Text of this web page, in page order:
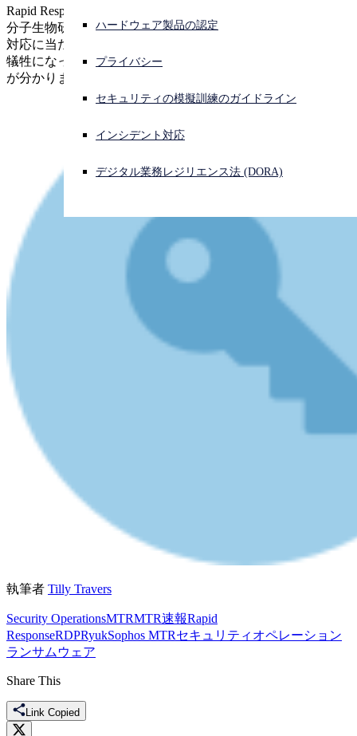
サイバー攻撃を受けている場合、連絡先はこちら
サインイン
ハードウェア製品の認定
プライバシー
セキュリティの模擬訓練のガイドライン
インシデント対応
デジタル業務レジリエンス法 (DORA)
Rapid Response が先日、新型コロナウイルス等の研究を行う
分子生物研究機関を標的にした Ryuk ランサムウェア攻撃の
対応に当たりました。調査の結果、1 週間分の研究データが
犠牲になったこの攻撃は、1 人の判断ミスが原因だったこと
が分かりました。
執筆者 Tilly Travers
Security OperationsMTRMTR速報Rapid
ResponseRDPRyukSophos MTRセキュリティオペレーション
ランサムウェア
Share This
Link Copied